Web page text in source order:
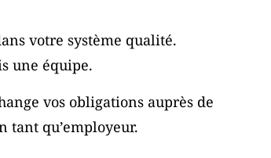
votre système qualité.
une équipe.
vos obligations auprès de
tant qu’employeur.